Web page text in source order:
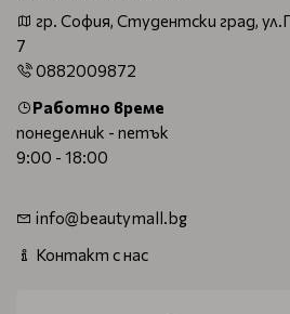
гр. София, Студентски град,
7
0882009872
Работно време
понеделник - петък
9:00 - 18:00
info@beautymall.bg
Контакт с нас